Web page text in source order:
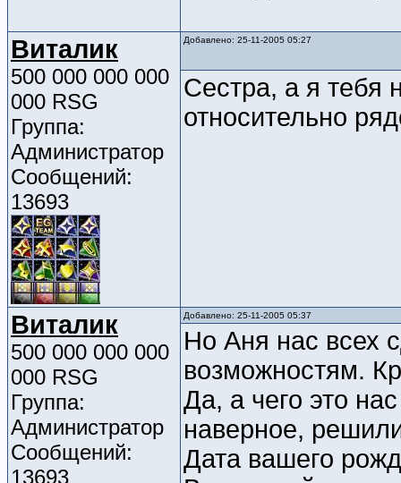
Виталик
500 000 000 000
000 RSG
Группа:
Администратор
Сообщений:
13693
Добавлено: 25-11-2005 05:27
Сестра, а я тебя
относительно
Виталик
500 000 000 000
000 RSG
Группа:
Администратор
Сообщений:
13693
Добавлено: 25-11-2005 05:37
Но Аня нас всех
возможностям.
Да, а чего это
наверное,
Дата вашего